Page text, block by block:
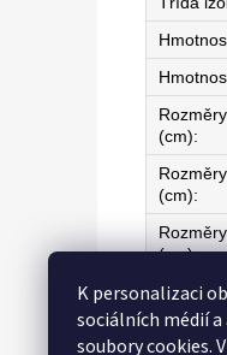
K personalizaci
sociálních médií
soubory cookies.
(cm):
(cm):
(cm):
Země